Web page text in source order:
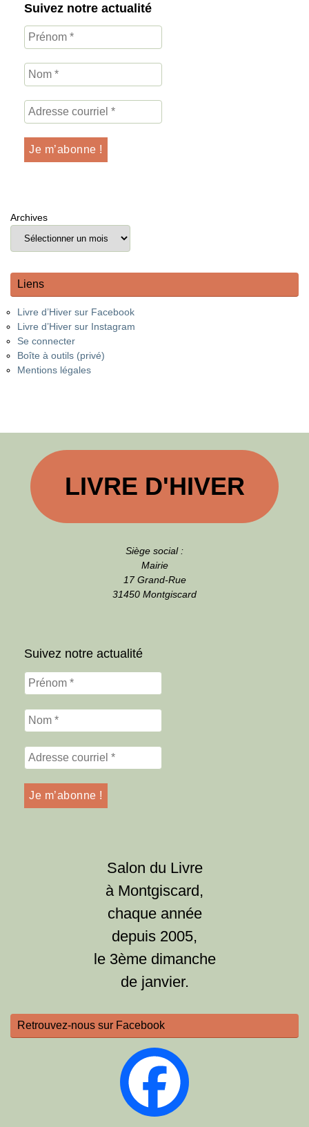
Suivez notre actualité
Archives
Liens
Livre d’Hiver sur Facebook
Livre d’Hiver sur Instagram
Se connecter
Boîte à outils (privé)
Mentions légales
LIVRE D'HIVER
Siège social :
Mairie
17 Grand-Rue
31450 Montgiscard
Suivez notre actualité
Salon du Livre
à Montgiscard,
chaque année
depuis 2005,
le 3ème dimanche
de janvier.
Retrouvez-nous sur Facebook